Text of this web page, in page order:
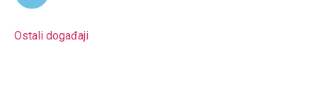
Ostali događaji